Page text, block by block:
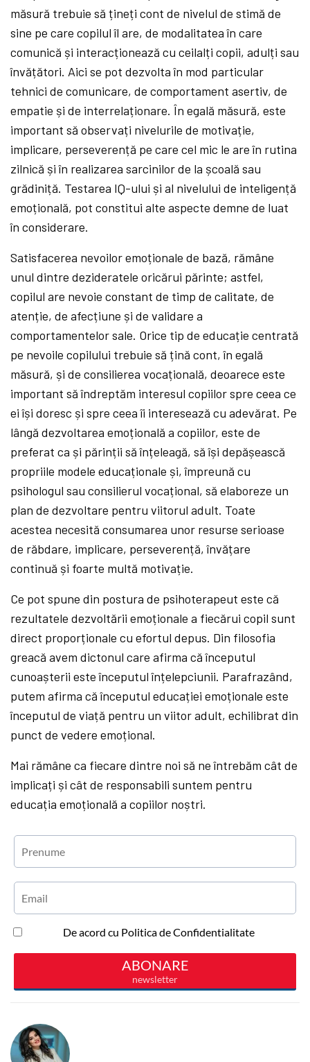
măsură trebuie să țineți cont de nivelul de stimă de
sine pe care copilul îl are, de modalitatea în care
comunică și interacționează cu ceilalți copii, adulți sau
învățători. Aici se pot dezvolta în mod particular
tehnici de comunicare, de comportament asertiv, de
empatie și de interrelaționare. În egală măsură, este
important să observați nivelurile de motivație,
implicare, perseverență pe care cel mic le are în rutina
zilnică și în realizarea sarcinilor de la școală sau
grădiniță. Testarea IQ-ului și al nivelului de inteligență
emoțională, pot constitui alte aspecte demne de luat
în considerare.
Satisfacerea nevoilor emoționale de bază, rămâne
unul dintre dezideratele oricărui părinte; astfel,
copilul are nevoie constant de timp de calitate, de
atenție, de afecțiune și de validare a
comportamentelor sale. Orice tip de educație centrată
pe nevoile copilului trebuie să țină cont, în egală
măsură, și de consilierea vocațională, deoarece este
important să îndreptăm interesul copiilor spre ceea ce
ei își doresc și spre ceea îi interesează cu adevărat. Pe
lângă dezvoltarea emoțională a copiilor, este de
preferat ca și părinții să înțeleagă, să își depășească
propriile modele educaționale și, împreună cu
psihologul sau consilierul vocațional, să elaboreze un
plan de dezvoltare pentru viitorul adult. Toate
acestea necesită consumarea unor resurse serioase
de răbdare, implicare, perseverență, învățare
continuă și foarte multă motivație.
Ce pot spune din postura de psihoterapeut este că
rezultatele dezvoltării emoționale a fiecărui copil sunt
direct proporționale cu efortul depus. Din filosofia
greacă avem dictonul care afirma că începutul
cunoașterii este începutul înțelepciunii. Parafrazând,
putem afirma că începutul educației emoționale este
începutul de viață pentru un viitor adult, echilibrat din
punct de vedere emoțional.
Mai rămâne ca fiecare dintre noi să ne întrebăm cât de
implicați și cât de responsabili suntem pentru
educația emoțională a copiilor noștri.